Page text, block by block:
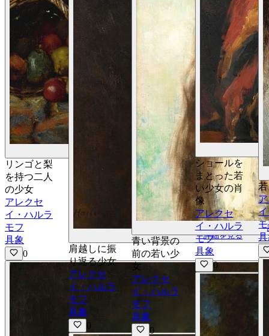
詳細を見る
リンゴと梨
を持つ二人
の少女
アレクセ
イ・ハルラ
モフ
具象
0
詳細を見る
肩越しに振
り返る少女
アレクセ
イ・ハルラ
モフ
具象
0
青い背景の
前の若い少
女
アレクセ
イ・ハルラ
モフ
具象
0
ショールを
まとった若
い少女の肖
像
アレクセ
イ・ハルラ
モフ
具象
0